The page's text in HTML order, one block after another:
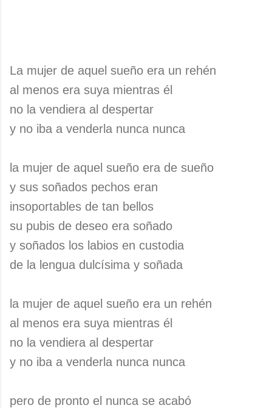
La mujer de aquel sueño era un rehén
al menos era suya mientras él
no la vendiera al despertar
y no iba a venderla nunca nunca
la mujer de aquel sueño era de sueño
y sus soñados pechos eran
insoportables de tan bellos
su pubis de deseo era soñado
y soñados los labios en custodia
de la lengua dulcísima y soñada
la mujer de aquel sueño era un rehén
al menos era suya mientras él
no la vendiera al despertar
y no iba a venderla nunca nunca
pero de pronto el nunca se acabó